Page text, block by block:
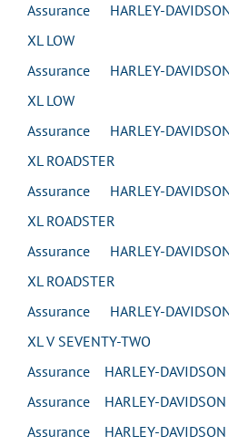
Assurance HARLEY-
XL LOW
Assurance HARLEY-
XL LOW
Assurance HARLEY-
XL ROADSTER
Assurance HARLEY-
XL ROADSTER
Assurance HARLEY-
XL ROADSTER
Assurance HARLEY-
XL V SEVENTY-TWO
Assurance HARLEY-
Assurance HARLEY-
Assurance HARLEY-